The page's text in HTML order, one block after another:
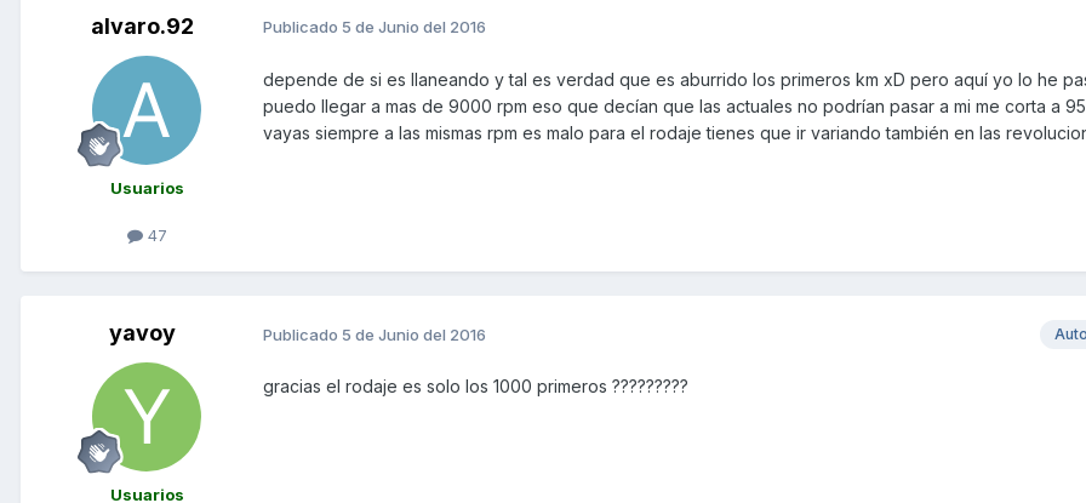
alvaro.92
Usuarios
47
Publicado 5 de Junio del 2016
depende de si es llaneando y tal es verdad que es aburrido los primeros km xD pero aquí yo lo he
puedo llegar a mas de 9000 rpm eso que decían que las actuales no podrían pasar a mi me corta a
vayas siempre a las mismas rpm es malo para el rodaje tienes que ir variando también en las
yavoy
Usuarios
Publicado 5 de Junio del 2016
gracias el rodaje es solo los 1000 primeros ?????????